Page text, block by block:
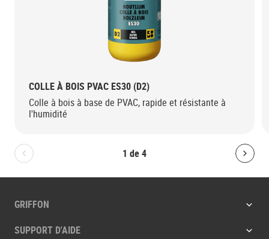
1 de4
Bolton.General.PreviousSlide
COLLE À BOIS PVAC ES30 (D2)
Colle à bois à base de PVAC, rapide et résistante à
l'humidité
GRIFFON
SUPPORT D'AIDE